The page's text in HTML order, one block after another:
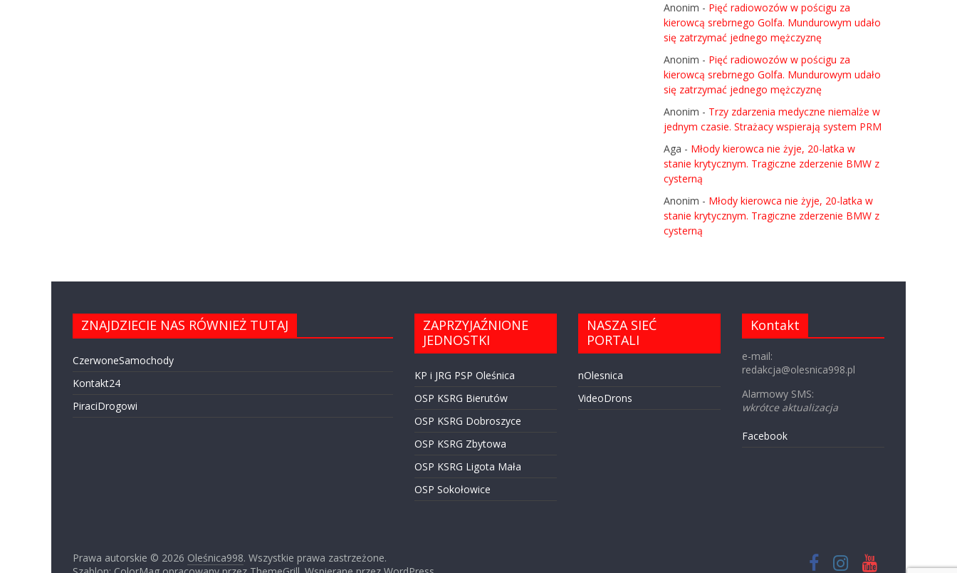
Anonim - Pięć radiowozów w pościgu za
kierowcą srebrnego Golfa. Mundurowym udało
się zatrzymać jednego mężczyznę
Anonim - Pięć radiowozów w pościgu za
kierowcą srebrnego Golfa. Mundurowym udało
się zatrzymać jednego mężczyznę
Anonim - Trzy zdarzenia medyczne niemalże w
jednym czasie. Strażacy wspierają system PRM
Aga - Młody kierowca nie żyje, 20-latka w
stanie krytycznym. Tragiczne zderzenie BMW z
cysterną
Anonim - Młody kierowca nie żyje, 20-latka w
stanie krytycznym. Tragiczne zderzenie BMW z
cysterną
ZNAJDZIECIE NAS RÓWNIEŻ TUTAJ
CzerwoneSamochody
Kontakt24
PiraciDrogowi
ZAPRZYJAŹNIONE
JEDNOSTKI
KP i JRG PSP Oleśnica
OSP KSRG Bierutów
OSP KSRG Dobroszyce
OSP KSRG Zbytowa
OSP KSRG Ligota Mała
OSP Sokołowice
NASZA SIEĆ
PORTALI
nOlesnica
VideoDrons
Kontakt
e-mail:
redakcja@olesnica998.pl
Alarmowy SMS:
wkrótce aktualizacja
Facebook
Prawa autorskie © 2026 Oleśnica998. Wszystkie prawa zastrzeżone.